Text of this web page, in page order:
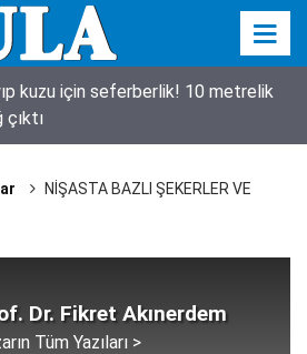
kuzu için seferberlik! 10 metrelik
NİŞASTA BAZLI ŞEKERLER VE
Dr. Fikret Akınerdem
Tüm Yazıları >